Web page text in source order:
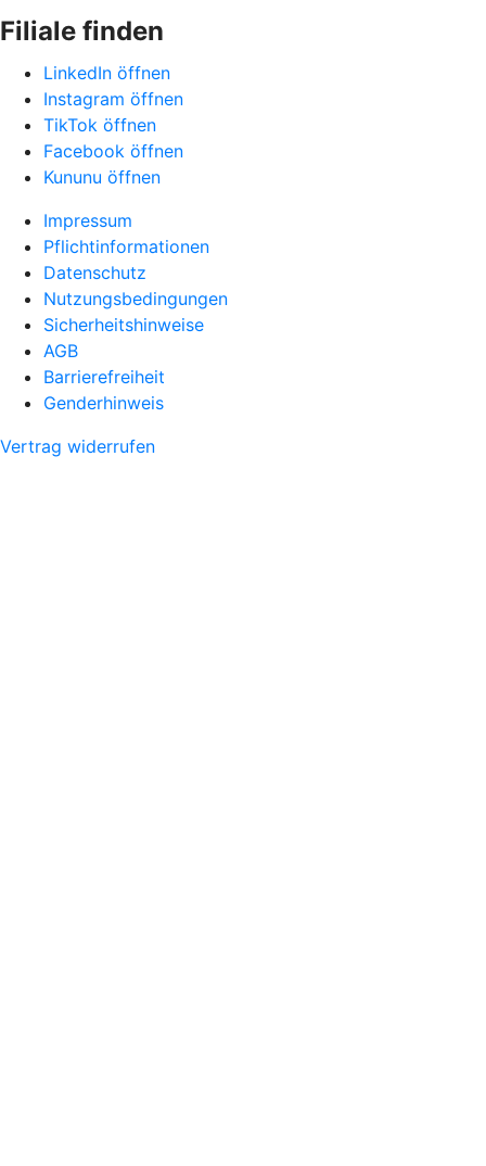
Filiale finden
LinkedIn öffnen
Instagram öffnen
TikTok öffnen
Facebook öffnen
Kununu öffnen
Impressum
Pflichtinformationen
Datenschutz
Nutzungsbedingungen
Sicherheitshinweise
AGB
Barrierefreiheit
Genderhinweis
Vertrag widerrufen